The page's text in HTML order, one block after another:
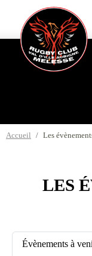
Accueil Les
LES
Évènements à
Panneau de gestion des